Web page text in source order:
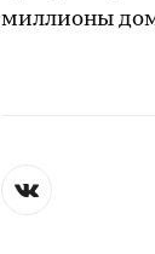
миллионы